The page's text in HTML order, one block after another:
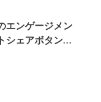
エンゲージメン
シェアボタンの